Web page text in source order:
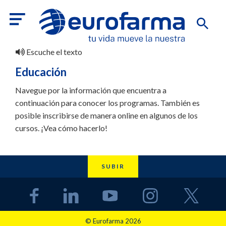
Escuche el texto
Educación
Navegue por la información que encuentra a
continuación para conocer los programas. También es
posible inscribirse de manera online en algunos de los
cursos. ¡Vea cómo hacerlo!
SUBIR
© Eurofarma 2026